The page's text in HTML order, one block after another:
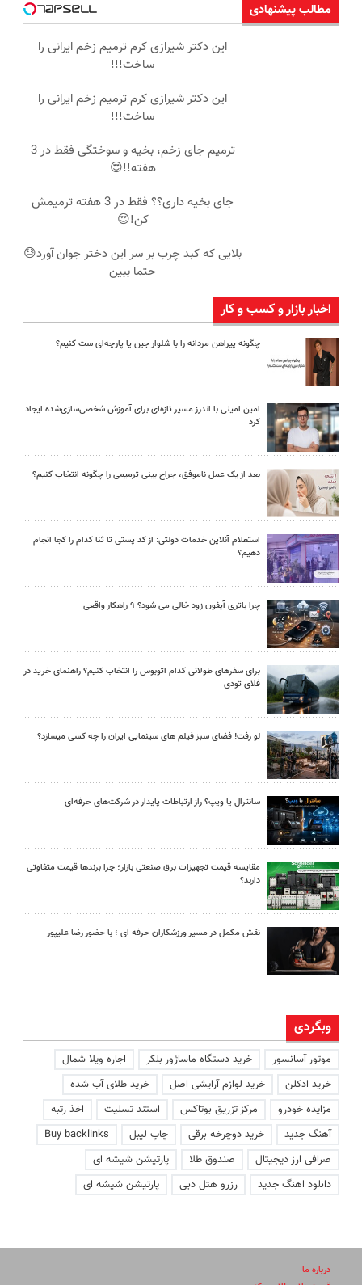
مطالب پیشنهادی
این دکتر شیرازی کرم ترمیم زخم ایرانی را
ساخت!!!
این دکتر شیرازی کرم ترمیم زخم ایرانی را
ساخت!!!
ترمیم جای زخم، بخیه و سوختگی فقط در 3
هفته!!😍
جای بخیه داری؟؟ فقط در 3 هفته ترمیمش
کن!😍
بلایی که کبد چرب بر سر این دختر جوان آورد😓
حتما ببین
اخبار بازار و کسب و کار
چگونه پیراهن مردانه را با شلوار جین یا پارچه‌ای ست کنیم؟
امین امینی با اندرز مسیر تازه‌ای برای آموزش شخصی‌سازی‌شده ایجاد
کرد
بعد از یک عمل ناموفق، جراح بینی ترمیمی را چگونه انتخاب کنیم؟
استعلام آنلاین خدمات دولتی: از کد پستی تا ثنا کدام را کجا انجام
دهیم؟
چرا باتری آیفون زود خالی می شود؟ ۹ راهکار واقعی
برای سفرهای طولانی کدام اتوبوس را انتخاب کنیم؟ راهنمای خرید در
فلای تودی
لو رفت! فضای سبز فیلم های سینمایی ایران را چه کسی میسازد؟
سانترال یا ویپ؟ راز ارتباطات پایدار در شرکت‌های حرفه‌ای
مقایسه قیمت تجهیزات برق صنعتی بازار؛ چرا برندها قیمت متفاوتی
دارند؟
نقش مکمل در مسیر ورزشکاران حرفه ای ؛ با حضور رضا علیپور
وبگردی
موتور آسانسور خرید دستگاه ماساژور بلکر
اجاره ویلا شمال
خرید ادکلن
خرید لوازم آرایشی اصل
خرید طلای آب شده
مزایده خودرو
مرکز تزریق بوتاکس استند تسلیت
اخذ رتبه
آهنگ جدید
خرید دوچرخه برقی چاپ لیبل
Buy backlinks
صرافی ارز دیجیتال
صندوق طلا
پارتیشن شیشه ای
دانلود اهنگ جدید
رزرو هتل دبی پارتیشن شیشه ای
درباره ما